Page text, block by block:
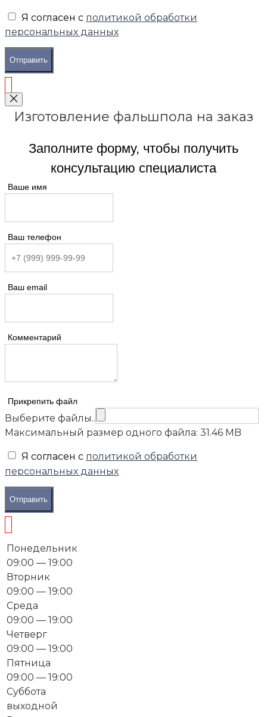
Я согласен с политикой обработки
персональных данных
Отправить
Изготовление фальшпола на заказ
Заполните форму, чтобы получить
консультацию специалиста
Ваше имя
Ваш телефон
Ваш email
Комментарий
Прикрепить файл
Выберите файлы..
Максимальный размер одного файла: 31.46 MB
Я согласен с политикой обработки
персональных данных
Отправить
Понедельник
09:00 — 19:00
Вторник
09:00 — 19:00
Среда
09:00 — 19:00
Четверг
09:00 — 19:00
Пятница
09:00 — 19:00
Суббота
выходной